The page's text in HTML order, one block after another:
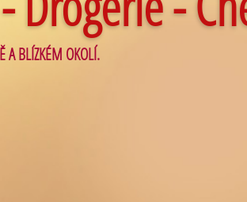
A BLÍZKÉM OKOLÍ.